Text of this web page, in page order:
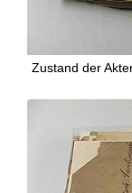
Zustand der